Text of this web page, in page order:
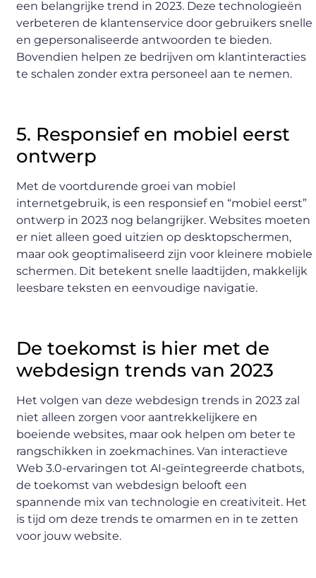
een belangrijke trend in 2023. Deze technologieën
verbeteren de klantenservice door gebruikers snelle
en gepersonaliseerde antwoorden te bieden.
Bovendien helpen ze bedrijven om klantinteracties
te schalen zonder extra personeel aan te nemen.
5. Responsief en mobiel eerst
ontwerp
Met de voortdurende groei van mobiel
internetgebruik, is een responsief en “mobiel eerst”
ontwerp in 2023 nog belangrijker. Websites moeten
er niet alleen goed uitzien op desktopschermen,
maar ook geoptimaliseerd zijn voor kleinere mobiele
schermen. Dit betekent snelle laadtijden, makkelijk
leesbare teksten en eenvoudige navigatie.
De toekomst is hier met de
webdesign trends van 2023
Het volgen van deze webdesign trends in 2023 zal
niet alleen zorgen voor aantrekkelijkere en
boeiende websites, maar ook helpen om beter te
rangschikken in zoekmachines. Van interactieve
Web 3.0-ervaringen tot AI-geïntegreerde chatbots,
de toekomst van webdesign belooft een
spannende mix van technologie en creativiteit. Het
is tijd om deze trends te omarmen en in te zetten
voor jouw website.